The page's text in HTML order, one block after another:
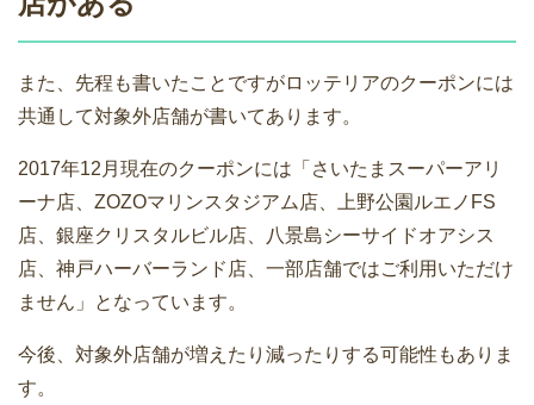
また、先程も書いたことですがロッテリアのクーポンには
共通して対象外店舗が書いてあります。
2017年12月現在のクーポンには「さいたまスーパーアリ
ーナ店、ZOZOマリンスタジアム店、上野公園ルエノFS
店、銀座クリスタルビル店、八景島シーサイドオアシス
店、神戸ハーバーランド店、一部店舗ではご利用いただけ
ません」となっています。
今後、対象外店舗が増えたり減ったりする可能性もありま
す。